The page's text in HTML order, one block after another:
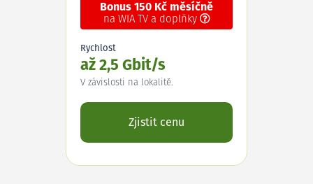
Bonus 150 Kč měsíčně
na WIA TV a doplňky
Rychlost
až 2,5 Gbit/s
V závislosti na lokalitě.
Zjistit cenu